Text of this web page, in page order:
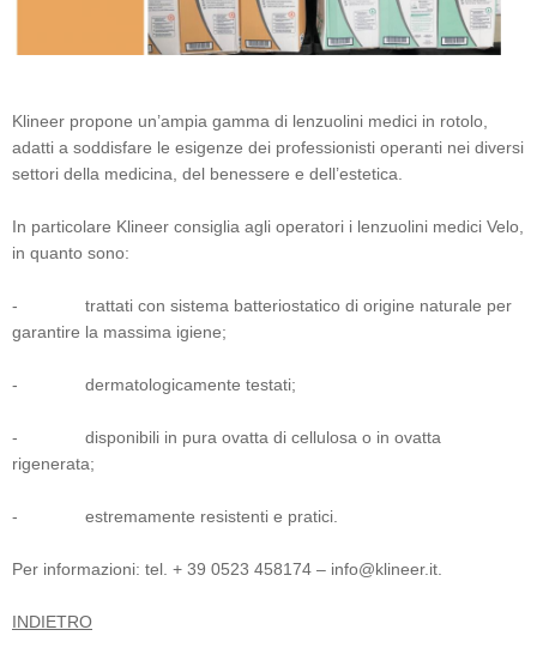
Klineer propone un’ampia gamma di lenzuolini medici in rotolo,
adatti a soddisfare le esigenze dei professionisti operanti nei diversi
settori della medicina, del benessere e dell’estetica.
In particolare Klineer consiglia agli operatori i lenzuolini medici Velo,
in quanto sono:
- trattati con sistema batteriostatico di origine naturale per
garantire la massima igiene;
- dermatologicamente testati;
- disponibili in pura ovatta di cellulosa o in ovatta
rigenerata;
- estremamente resistenti e pratici.
Per informazioni: tel. + 39 0523 458174 – info@klineer.it.
INDIETRO